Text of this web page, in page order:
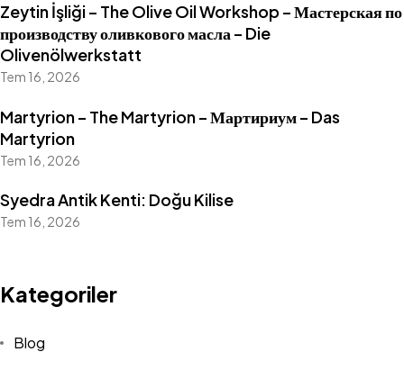
Zeytin İşliği – The Olive Oil Workshop – Мастерская по
производству оливкового масла – Die
Olivenölwerkstatt
Tem 16, 2026
Martyrion – The Martyrion – Мартириум – Das
Martyrion
Tem 16, 2026
Syedra Antik Kenti: Doğu Kilise
Tem 16, 2026
Kategoriler
Blog